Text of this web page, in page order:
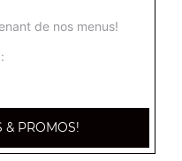
de nos menus!
& PROMOS!